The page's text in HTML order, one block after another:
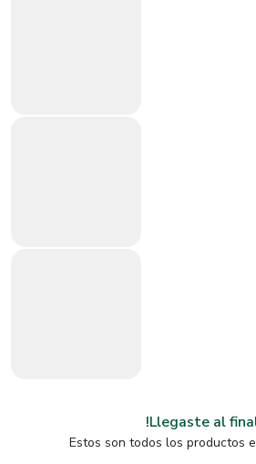
!Llegaste al
Estos son todos los productos